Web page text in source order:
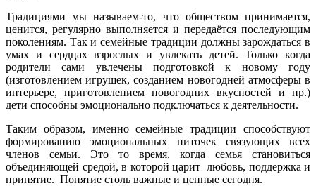
Традициями мы называем-то, что обществом принимается,
ценится, регулярно выполняется и передаётся последующим
поколениям. Так и семейные традиции должны зарождаться в
умах и сердцах взрослых и увлекать детей. Только когда
родители сами увлечены подготовкой к новому году
(изготовлением игрушек, созданием новогодней атмосферы в
интерьере, приготовлением новогодних вкусностей и пр.)
дети способны эмоционально подключаться к деятельности.
Таким образом, именно семейные традиции способствуют
формированию эмоциональных ниточек связующих всех
членов семьи. Это то время, когда семья становиться
объединяющей средой, в которой царит любовь, поддержка и
принятие. Понятие столь важные и ценные сегодня.